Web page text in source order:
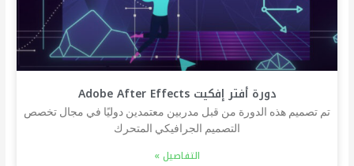
دورة أفتر إفكيت Adobe After Effects
تم تصميم هذه الدورة من قبل مدربين معتمدين دوليًا في مجال تخصص
التصميم الجرافيكي المتحرك
التفاصيل »